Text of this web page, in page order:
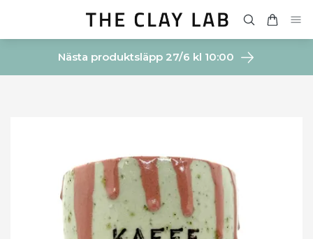
Nästa produktsläpp 27/6 kl 10:00